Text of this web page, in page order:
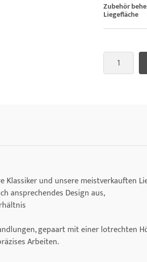
Zubehör
Liegefläche
Klassiker und unsere meistverkauften
ansprechendes Design aus,
gepaart mit einer lotrechten
Arbeiten.